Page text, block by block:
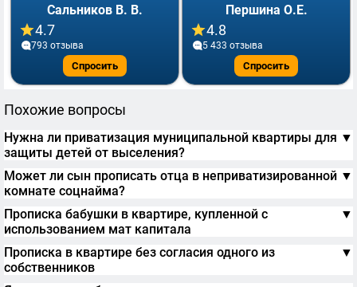
Сальников В. В.
4.7
793 отзывa
Спросить
Першина О.Е.
4.8
5 433 отзывa
Спросить
Похожие вопросы
Нужна ли приватизация муниципальной квартиры для
защиты детей от выселения?
▼
Может ли сын прописать отца в неприватизированной
комнате соцнайма?
▼
Прописка бабушки в квартире, купленной с
использованием мат капитала
▼
Прописка в квартире без согласия одного из
собственников
▼